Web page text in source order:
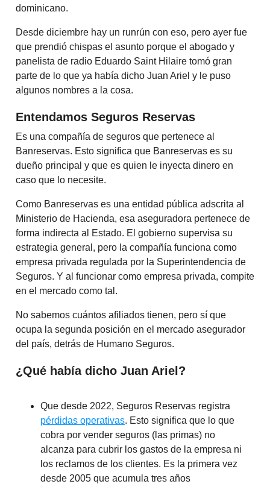
dominicano.
Desde diciembre hay un runrún con eso, pero ayer fue
que prendió chispas el asunto porque el abogado y
panelista de radio Eduardo Saint Hilaire tomó gran
parte de lo que ya había dicho Juan Ariel y le puso
algunos nombres a la cosa.
Entendamos Seguros Reservas
Es una compañía de seguros que pertenece al
Banreservas. Esto significa que Banreservas es su
dueño principal y que es quien le inyecta dinero en
caso que lo necesite.
Como Banreservas es una entidad pública adscrita al
Ministerio de Hacienda, esa aseguradora pertenece de
forma indirecta al Estado. El gobierno supervisa su
estrategia general, pero la compañía funciona como
empresa privada regulada por la Superintendencia de
Seguros. Y al funcionar como empresa privada, compite
en el mercado como tal.
No sabemos cuántos afiliados tienen, pero sí que
ocupa la segunda posición en el mercado asegurador
del país, detrás de Humano Seguros.
¿Qué había dicho Juan Ariel?
Que desde 2022, Seguros Reservas registra
pérdidas operativas. Esto significa que lo que
cobra por vender seguros (las primas) no
alcanza para cubrir los gastos de la empresa ni
los reclamos de los clientes. Es la primera vez
desde 2005 que acumula tres años